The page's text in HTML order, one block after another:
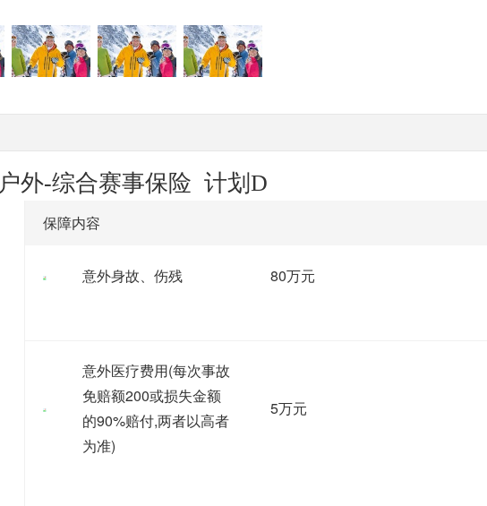
户外-综合赛事保险 计划D
保障内容
意外身故、伤残 80万元
意外医疗费用(每次事故
免赔额200或损失金额
的90%赔付,两者以高者
为准)
5万元